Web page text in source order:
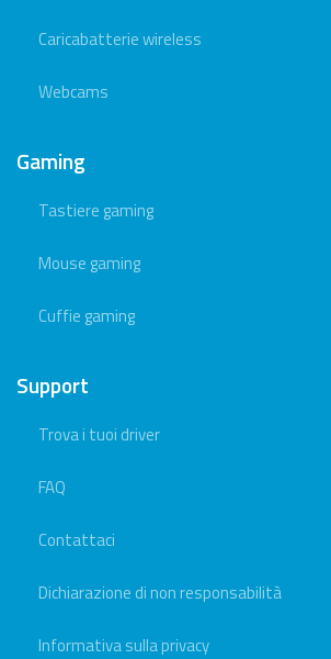
Caricabatterie wireless
Webcams
Gaming
Tastiere gaming
Mouse gaming
Cuffie gaming
Support
Trova i tuoi driver
FAQ
Contattaci
Dichiarazione di non responsabilità
Informativa sulla privacy